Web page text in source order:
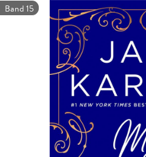
Band 15